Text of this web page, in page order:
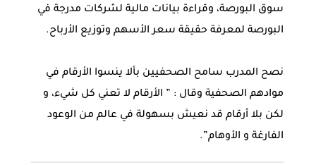
سوق البورصة، وقراءة بيانات مالية لشركات مدرجة في
البورصة لمعرفة حقيقة سعر الأسهم وتوزيع الأرباح.
نصح المدرب سامح الصحفيين بألا ينسوا الأرقام في
موادهم الصحفية وقال : ” الأرقام لا تعني كل شيء، و
لكن بلا أرقام قد نعيش بسهولة في عالم من الوعود
الفارغة و الأوهام”.